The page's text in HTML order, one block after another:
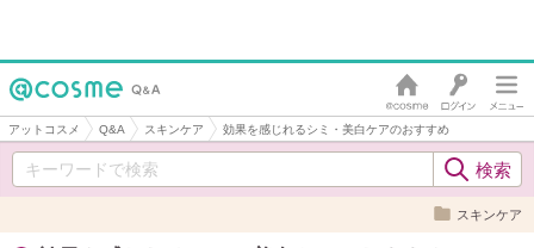
アットコスメ Q&A スキンケア 効果を感じれるシミ・美白ケアのおすすめ
スキンケア